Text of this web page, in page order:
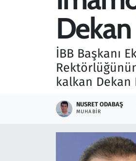
İBB Başkanı
kalkan
NUSRET ODABAŞ
MUHABIR
Savunma Sanayi
Televizyon